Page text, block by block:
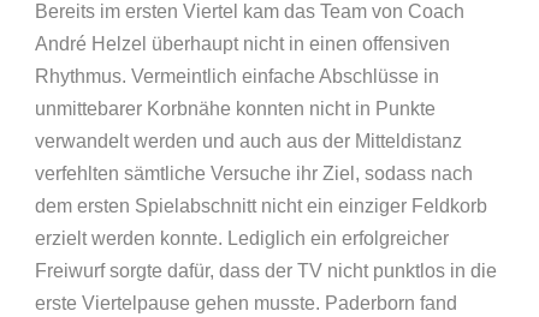
Bereits im ersten Viertel kam das Team von Coach
André Helzel überhaupt nicht in einen offensiven
Rhythmus. Vermeintlich einfache Abschlüsse in
unmittebarer Korbnähe konnten nicht in Punkte
verwandelt werden und auch aus der Mitteldistanz
verfehlten sämtliche Versuche ihr Ziel, sodass nach
dem ersten Spielabschnitt nicht ein einziger Feldkorb
erzielt werden konnte. Lediglich ein erfolgreicher
Freiwurf sorgte dafür, dass der TV nicht punktlos in die
erste Viertelpause gehen musste. Paderborn fand